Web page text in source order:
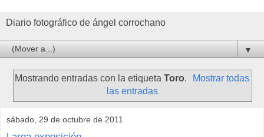
Diario fotográfico de ángel corrochano
▼
Mostrando entradas con la etiqueta Toro.
Mostrar todas
las entradas
sábado, 29 de octubre de 2011